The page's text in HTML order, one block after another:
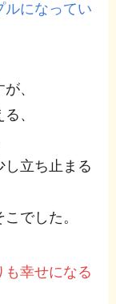
ルになってい
、
、
立ち止まる
こでした。
も幸せになる